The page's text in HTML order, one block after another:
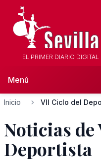
EL PRIMER DIARIO
Menú
Inicio VII Ciclo del
Noticias
Deportista